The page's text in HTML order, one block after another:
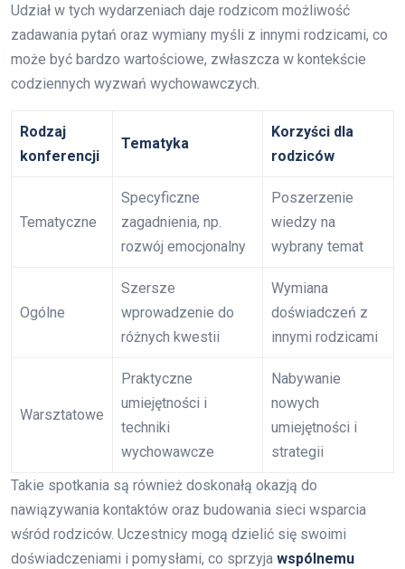
Udział w tych wydarzeniach daje rodzicom możliwość
zadawania pytań oraz wymiany myśli z innymi rodzicami, co
może być bardzo wartościowe, zwłaszcza w kontekście
codziennych wyzwań wychowawczych.
Rodzaj
konferencji
Tematyka
Korzyści dla
rodziców
Tematyczne
Specyficzne
zagadnienia, np.
rozwój emocjonalny
Poszerzenie
wiedzy na
wybrany temat
Ogólne
Szersze
wprowadzenie do
różnych kwestii
Wymiana
doświadczeń z
innymi rodzicami
Warsztatowe
Praktyczne
umiejętności i
techniki
wychowawcze
Nabywanie
nowych
umiejętności i
strategii
Takie spotkania są również doskonałą okazją do
nawiązywania kontaktów oraz budowania sieci wsparcia
wśród rodziców. Uczestnicy mogą dzielić się swoimi
doświadczeniami i pomysłami, co sprzyja wspólnemu